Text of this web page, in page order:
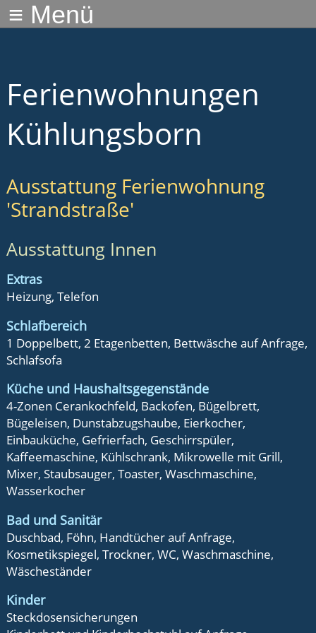
≡ Menü
Ferienwohnungen
Kühlungsborn
Ausstattung Ferienwohnung
'Strandstraße'
Ausstattung Innen
Extras
Heizung, Telefon
Schlafbereich
1 Doppelbett, 2 Etagenbetten, Bettwäsche auf Anfrage,
Schlafsofa
Küche und Haushaltsgegenstände
4-Zonen Cerankochfeld, Backofen, Bügelbrett,
Bügeleisen, Dunstabzugshaube, Eierkocher,
Einbauküche, Gefrierfach, Geschirrspüler,
Kaffeemaschine, Kühlschrank, Mikrowelle mit Grill,
Mixer, Staubsauger, Toaster, Waschmaschine,
Wasserkocher
Bad und Sanitär
Duschbad, Föhn, Handtücher auf Anfrage,
Kosmetikspiegel, Trockner, WC, Waschmaschine,
Wäscheständer
Kinder
Steckdosensicherungen